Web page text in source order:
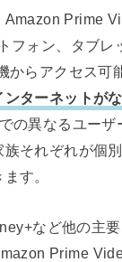
Amazon Prime
フォン、タブレ
からアクセス可
ターネットが
の異なるユーザ
それぞれが個
す。
など他の主
Prime